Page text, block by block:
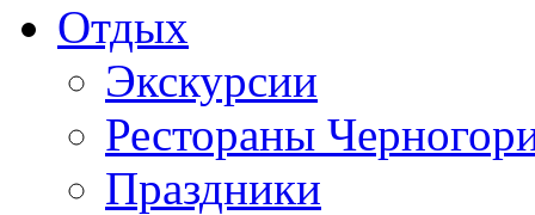
Отдых
Экскурсии
Рестораны
Праздники